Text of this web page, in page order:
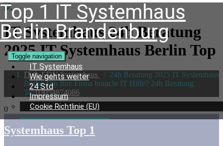
Top 1 IT Systemhaus
Berlin Brandenburg
Toggle navigation
IT Systemhaus
Wie gehts weiter
24 Std
Impressum
Cookie Richtlinie (EU)
IT Systemhaus 24h Beratung
2025 IT Systemhaus Berlin Top
IT & EDV Systemhaus / 24h Beratung 2025 IT Systemhaus
Berlin Top Ihre Firma braucht IT Hilfe? 24h Beratung
Tel:03054874086
0
Systemhaus Top 1